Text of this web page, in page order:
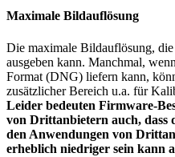
Maximale Bildauflösung
Die maximale Bildauflösung,
ausgeben kann. Manchmal,
Format (DNG) liefern kann,
zusätzlicher Bereich u.a. für
Leider bedeuten Firmware-
von Drittanbietern auch, dass
den Anwendungen von
erheblich niedriger sein kann